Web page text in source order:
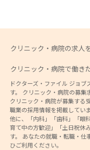
クリニック・病院の求人
クリニック・病院で働き
ドクターズ・ファイル ジョ
す。 クリニック・病院の募
クリニック・病院が募集する
職業の採用情報を掲載してい
他に、「内科」「歯科」「眼
育て中の方歓迎」「土日祝休
す。 あなたの就職・転職・
ひご利用ください。